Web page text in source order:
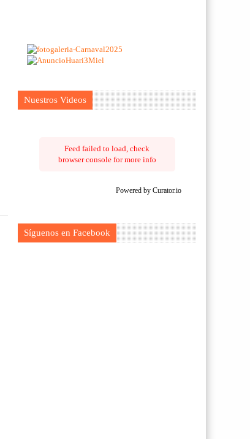
Nuestros Videos
Feed failed to load, check
browser console for more info
Powered by Curator.io
Síguenos en Facebook